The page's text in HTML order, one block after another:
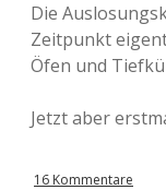
Die
Zeitpunkt
Öfen und
Jetzt aber
16 Kommentare